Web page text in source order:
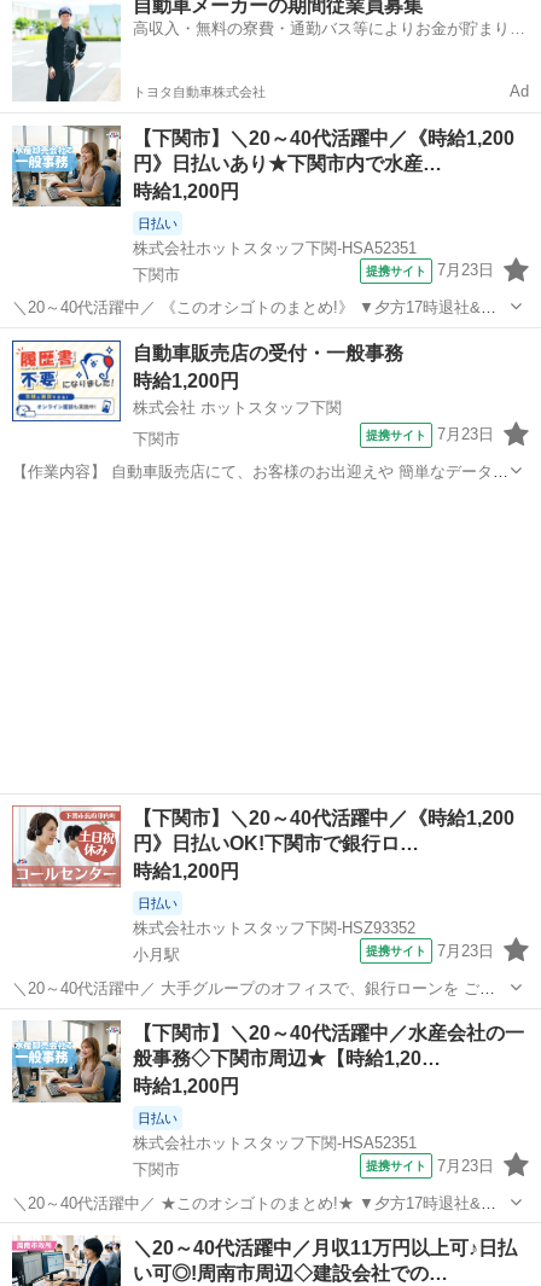
祝休み&残業なし! 自分の時間や家族との予定も大切にできる★ ▼PC
入力の...
自動車メーカーの期間従業員募集
高収入・無料の寮費・通勤バス等によりお金が貯まりや
トヨタ自動車株式会社 Ad
【下関市】＼20～40代活躍中／《時給1,200
円》日払いあり★下関市内で水産…
時給1,200円
日払い
株式会社ホットスタッフ下関-HSA52351
下関市
提携サイト 7月23日
＼20～40代活躍中／ 《このオシゴトのまとめ!》 ▼夕方17時退社&残
業ほぼなし! 仕事終わりのプライベート時間もしっかり満喫♪ ▼週休3
日の週もあります! 平日1日&日祝休みなので、 祝日がある週は3日休め
ちゃい...
山口 下関市 一般事務
自動車販売店の受付・一般事務
時給1,200円
株式会社 ホットスタッフ下関
下関市
提携サイト 7月23日
【作業内容】 自動車販売店にて、お客様のお出迎えや 簡単なデータ入
【下関市】＼20～40代活躍中／《時給1,200
円》日払いOK!下関市で銀行ロ…
時給1,200円
日払い
株式会社ホットスタッフ下関-HSZ93352
小月駅
提携サイト 7月23日
＼20～40代活躍中／ 大手グループのオフィスで、銀行ローンを ご利
用中のお客様へサービスのご案内をします!
—————————————————————— 【 このオシゴトのま
とめ! 】 ————————————————...
山口 下関市 小月駅
【下関市】＼20～40代活躍中／水産会社の一
般事務◇下関市周辺★【時給1,20…
時給1,200円
日払い
株式会社ホットスタッフ下関-HSA52351
下関市
提携サイト 7月23日
＼20～40代活躍中／ ★このオシゴトのまとめ!★ ▼夕方17時退社&残
業ほぼなし! 仕事終わりのプライベート時間もしっかり満喫♪ ▼週休3
日の週もあります! 平日1日&日祝休みなので、 祝日がある週は3日休め
ちゃい...
山口 下関市 一般事務
＼20～40代活躍中／月収11万円以上可♪日払
い可◎!周南市周辺◇建設会社での…